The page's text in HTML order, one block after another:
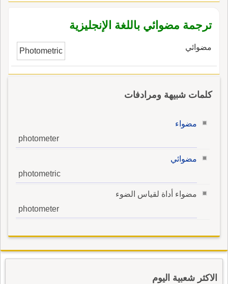
ترجمة مضوائي باللغة الإنجليزية
مضوائي Photometric
كلمات شبيهة ومرادفات
مضواء
photometer
مضوائي
photometric
مضواء أداة لقياس الضوء
photometer
الاكثر شعبية اليوم